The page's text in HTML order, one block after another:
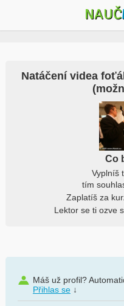
NAUČ
Natáčení videa
Co
Vyplníš
tím
Zaplatíš za
Lektor se ti ozve
Máš už profil?
Přihlas se↓